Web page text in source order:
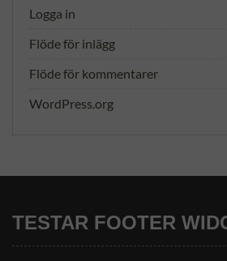
Logga in
Flöde för inlägg
Flöde för kommentarer
WordPress.org
TESTAR FOOTER